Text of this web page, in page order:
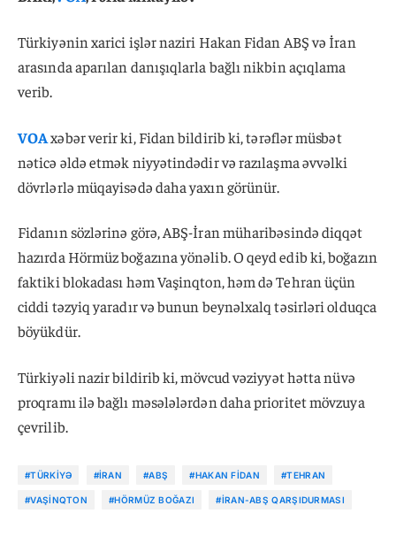
Türkiyənin xarici işlər naziri Hakan Fidan ABŞ və İran
arasında aparılan danışıqlarla bağlı nikbin açıqlama
verib.
VOAxəbər verir ki, Fidan bildirib ki, tərəflər müsbət
nəticə əldə etmək niyyətindədir və razılaşma əvvəlki
dövrlərlə müqayisədə daha yaxın görünür.
Fidanın sözlərinə görə, ABŞ-İran müharibəsində diqqət
hazırda Hörmüz boğazına yönəlib. O qeyd edib ki, boğazın
faktiki blokadası həm Vaşinqton, həm də Tehran üçün
ciddi təzyiq yaradır və bunun beynəlxalq təsirləri olduqca
böyükdür.
Türkiyəli nazir bildirib ki, mövcud vəziyyət hətta nüvə
proqramı ilə bağlı məsələlərdən daha prioritet mövzuya
çevrilib.
#TÜRKIYƏ #İRAN #ABŞ #HAKAN FIDAN #TEHRAN
#VAŞINQTON #HÖRMÜZ BOĞAZI #İRAN-ABŞ QARŞIDURMASI